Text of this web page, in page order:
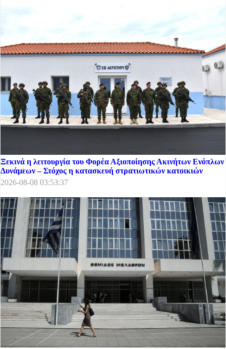
Ξεκινά η λειτουργία του Φορέα Αξιοποίησης Ακινήτων Ενόπλων
Δυνάμεων – Στόχος η κατασκευή στρατιωτικών κατοικιών
2026-08-08 03:53:37